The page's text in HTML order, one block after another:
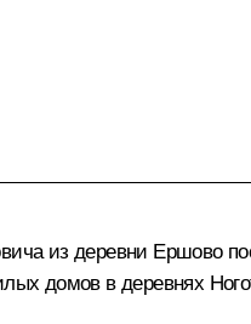
из деревни Ершово
домов в деревнях